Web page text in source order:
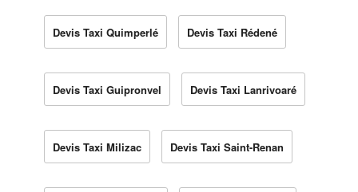
Devis Taxi Quimperlé Devis Taxi Rédené
Devis Taxi Guipronvel Devis Taxi Lanrivoaré
Devis Taxi Milizac Devis Taxi Saint-Renan